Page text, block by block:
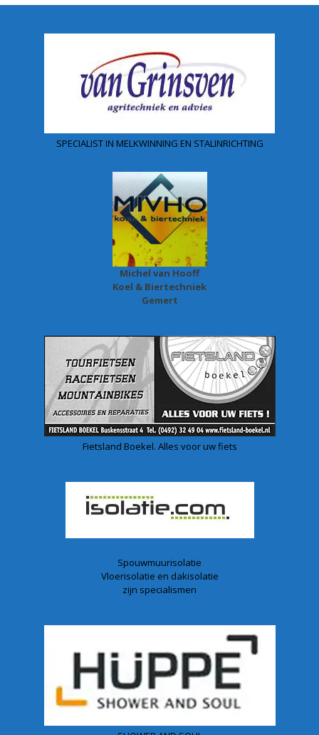
SPECIALIST IN MELKWINNING EN STALINRICHTING
Michel van Hooff
Koel & Biertechniek
Gemert
Fietsland Boekel. Alles voor uw fiets
Spouwmuurisolatie
Vloerisolatie en dakisolatie
zijn specialismen